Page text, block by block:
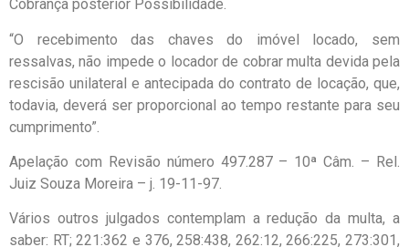
Cobrança posterior Possibilidade.
“O recebimento das chaves do imóvel locado, sem
ressalvas, não impede o locador de cobrar multa devida pela
rescisão unilateral e antecipada do contrato de locação, que,
todavia, deverá ser proporcional ao tempo restante para seu
cumprimento”.
Apelação com Revisão número 497.287 – 10ª Câm. – Rel.
Juiz Souza Moreira – j. 19-11-97.
Vários outros julgados contemplam a redução da multa, a
saber: RT; 221:362 e 376, 258:438, 262:12, 266:225, 273:301,